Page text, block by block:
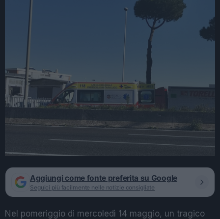
Aggiungi come fonte preferita su Google
Seguici più facilmente nelle notizie consigliate
Nel pomeriggio di mercoledì 14 maggio, un tragico